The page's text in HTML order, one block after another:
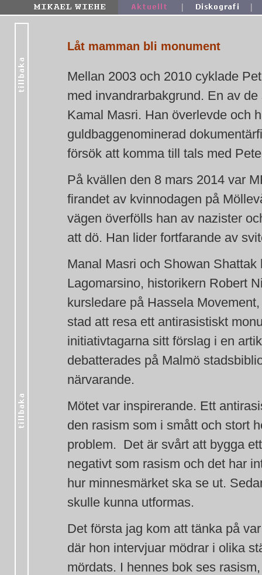
| |
Låt mamman bli monument
Mellan 2003 och 2010 cyklade
med invandrarbakgrund. En av
Kamal Masri. Han överlevde och
guldbaggenominerad
försök att komma till tals med
På kvällen den 8 mars 2014 var
firandet av kvinnodagen på
vägen överfölls han av nazister
att dö. Han lider fortfarande av
Manal Masri och Showan
Lagomarsino, historikern Robert
kursledare på Hassela
stad att resa ett antirasistiskt
initiativtagarna sitt förslag i en
debatterades på Malmö
närvarande.
Mötet var inspirerande. Ett
den rasism som i smått och stort
problem. Det är svårt att bygga
negativt som rasism och det har
hur minnesmärket ska se ut.
skulle kunna utformas.
Det första jag kom att tänka på
där hon intervjuar mödrar i olika
mördats. I hennes bok ses